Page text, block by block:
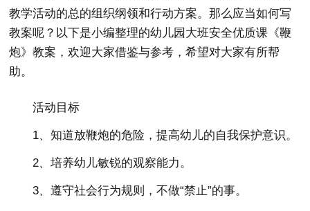
教学活动的总的组织纲领和行动方案。那么应当如何写
教案呢？以下是小编整理的幼儿园大班安全优质课《鞭
炮》教案，欢迎大家借鉴与参考，希望对大家有所帮
助。
活动目标
1、知道放鞭炮的危险，提高幼儿的自我保护意识。
2、培养幼儿敏锐的观察能力。
3、遵守社会行为规则，不做“禁止”的事。